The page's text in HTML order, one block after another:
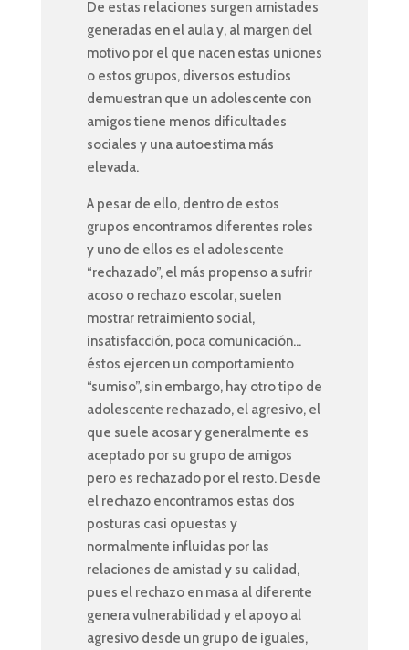
De estas relaciones surgen amistades
generadas en el aula y, al margen del
motivo por el que nacen estas uniones
o estos grupos, diversos estudios
demuestran que un adolescente con
amigos tiene menos dificultades
sociales y una autoestima más
elevada.
A pesar de ello, dentro de estos
grupos encontramos diferentes roles
y uno de ellos es el adolescente
“rechazado”, el más propenso a sufrir
acoso o rechazo escolar, suelen
mostrar retraimiento social,
insatisfacción, poca comunicación…
éstos ejercen un comportamiento
“sumiso”, sin embargo, hay otro tipo de
adolescente rechazado, el agresivo, el
que suele acosar y generalmente es
aceptado por su grupo de amigos
pero es rechazado por el resto. Desde
el rechazo encontramos estas dos
posturas casi opuestas y
normalmente influidas por las
relaciones de amistad y su calidad,
pues el rechazo en masa al diferente
genera vulnerabilidad y el apoyo al
agresivo desde un grupo de iguales,